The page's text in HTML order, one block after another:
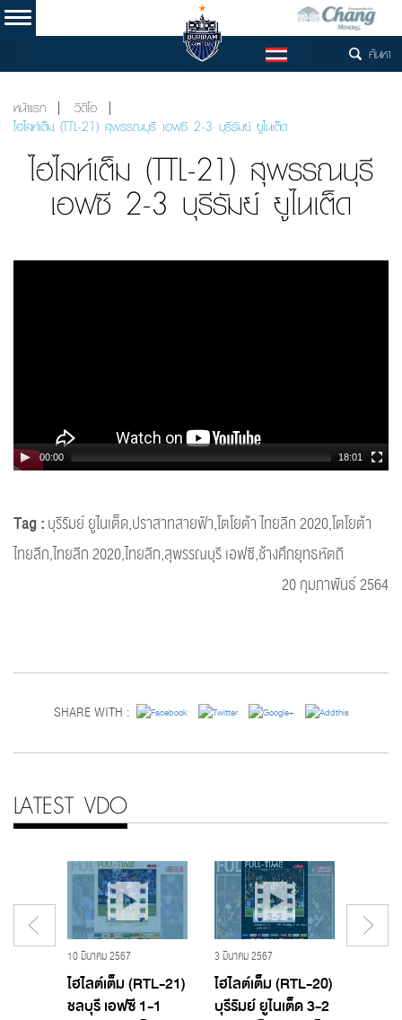
TH ค้นหา
หน้าแรก
วิดีโอ
ไฮไลท์เต็ม (TTL-21) สุพรรณบุรี เอฟซี 2-3 บุรีรัมย์ ยูไนเต็ด
ไฮไลท์เต็ม (TTL-21) สุพรรณบุรี
เอฟซี 2-3 บุรีรัมย์ ยูไนเต็ด
00:00 18:01
Tag :บุรีรัมย์ ยูไนเต็ด,ปราสาทสายฟ้า,โตโยต้า ไทยลีก 2020,โตโยต้า
ไทยลีก,ไทยลีก 2020,ไทยลีก,สุพรรณบุรี เอฟซี,ช้างศึกยุทธหัตถี
20 กุมภาพันธ์ 2564
SHARE WITH :
LATEST VDO
10 มีนาคม 2567
ไฮไลต์เต็ม (RTL-21)
ชลบุรี เอฟซี 1-1
3 มีนาคม 2567
ไฮไลต์เต็ม (RTL-20)
บุรีรัมย์ ยูไนเต็ด 3-2